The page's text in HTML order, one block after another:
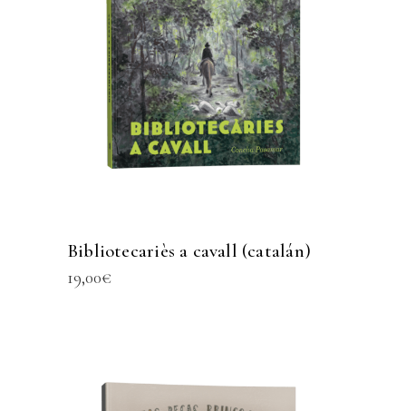
Bibliotecariès a cavall (catalán)
19,00€